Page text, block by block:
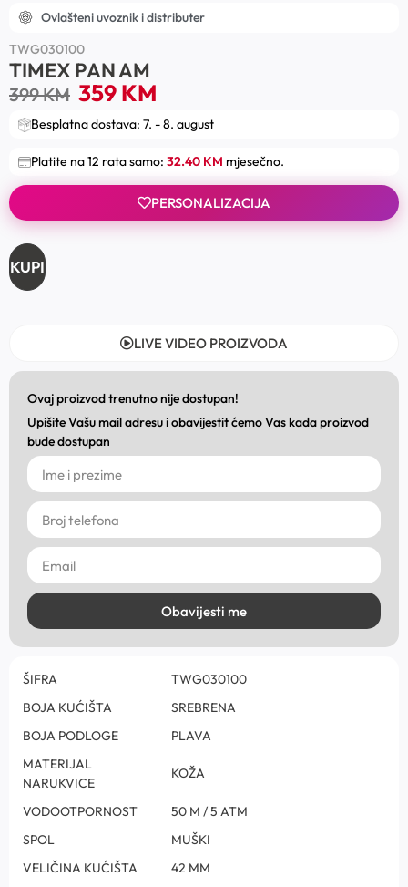
Ovlašteni uvoznik i distributer
TWG030100
TIMEX PAN AM
399KM 359KM
Besplatna dostava: 7. - 8. august
Platite na 12 rata samo: 32.40 KM mjesečno.
PERSONALIZACIJA
KUPI
LIVE VIDEO PROIZVODA
Ovaj proizvod trenutno nije dostupan!
Upišite Vašu mail adresu i obavijestit ćemo Vas kada proizvod
bude dostupan
Obavijesti me
ŠIFRA
TWG030100
BOJA KUĆIŠTA
SREBRENA
BOJA PODLOGE
PLAVA
MATERIJAL
NARUKVICE
KOŽA
VODOOTPORNOST
50 M / 5 ATM
SPOL
MUŠKI
VELIČINA KUĆIŠTA
42 MM